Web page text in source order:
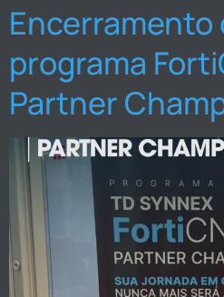
Encerramento
programa
Partner